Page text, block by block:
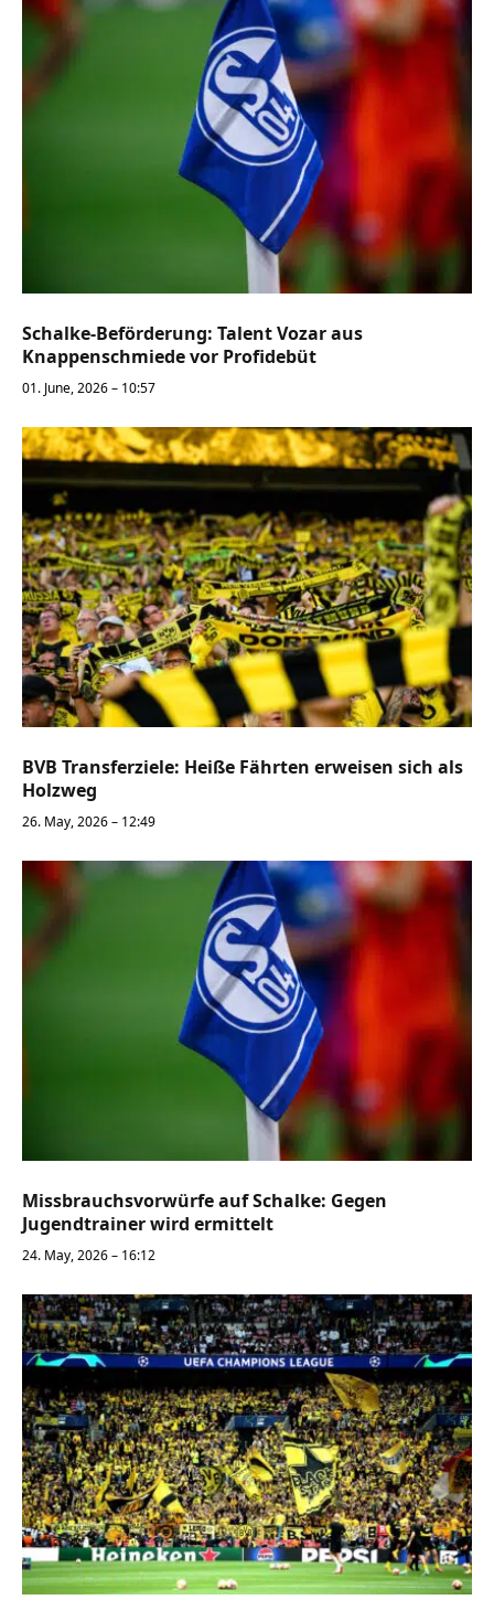
Schalke-Beförderung: Talent Vozar aus
Knappenschmiede vor Profidebüt
01. June, 2026 – 10:57
BVB Transferziele: Heiße Fährten erweisen sich als
Holzweg
26. May, 2026 – 12:49
Missbrauchsvorwürfe auf Schalke: Gegen
Jugendtrainer wird ermittelt
24. May, 2026 – 16:12